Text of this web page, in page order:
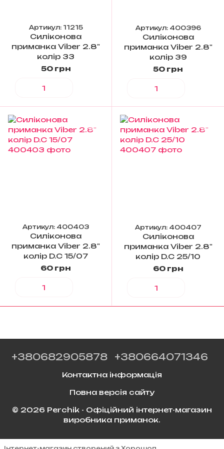
Артикул: 11215
Силіконова
приманка Viber 2.8"
колір 33
50 грн
Артикул: 400396
Силіконова
приманка Viber 2.8"
колір 39
50 грн
Артикул: 400403
Силіконова
приманка Viber 2.8"
колір D.C 15/07
60 грн
Артикул: 400407
Силіконова
приманка Viber 2.8"
колір D.C 25/10
60 грн
+380682905878 +380664071346
Контактна інформація
Повна версія сайту
© 2026 Perchik - Офіційний інтернет-магазин
виробника приманок.